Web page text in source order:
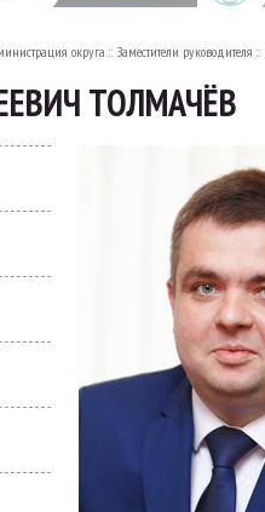
округа Заместители руководителя
ТОЛМАЧЁВ